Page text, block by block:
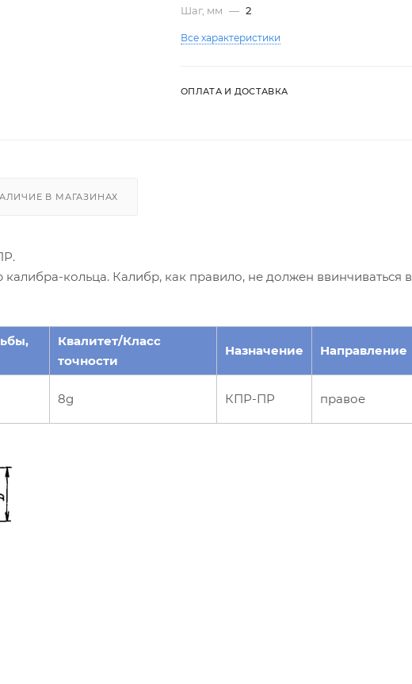
Шаг, мм — 2
Все характеристики
ОПЛАТА И ДОСТАВКА
В МАГАЗИНАХ
кольца. Калибр, как правило, не должен ввинчиваться в
Квалитет/Класс
точности
Назначение Направление
8g КПР-ПР правое